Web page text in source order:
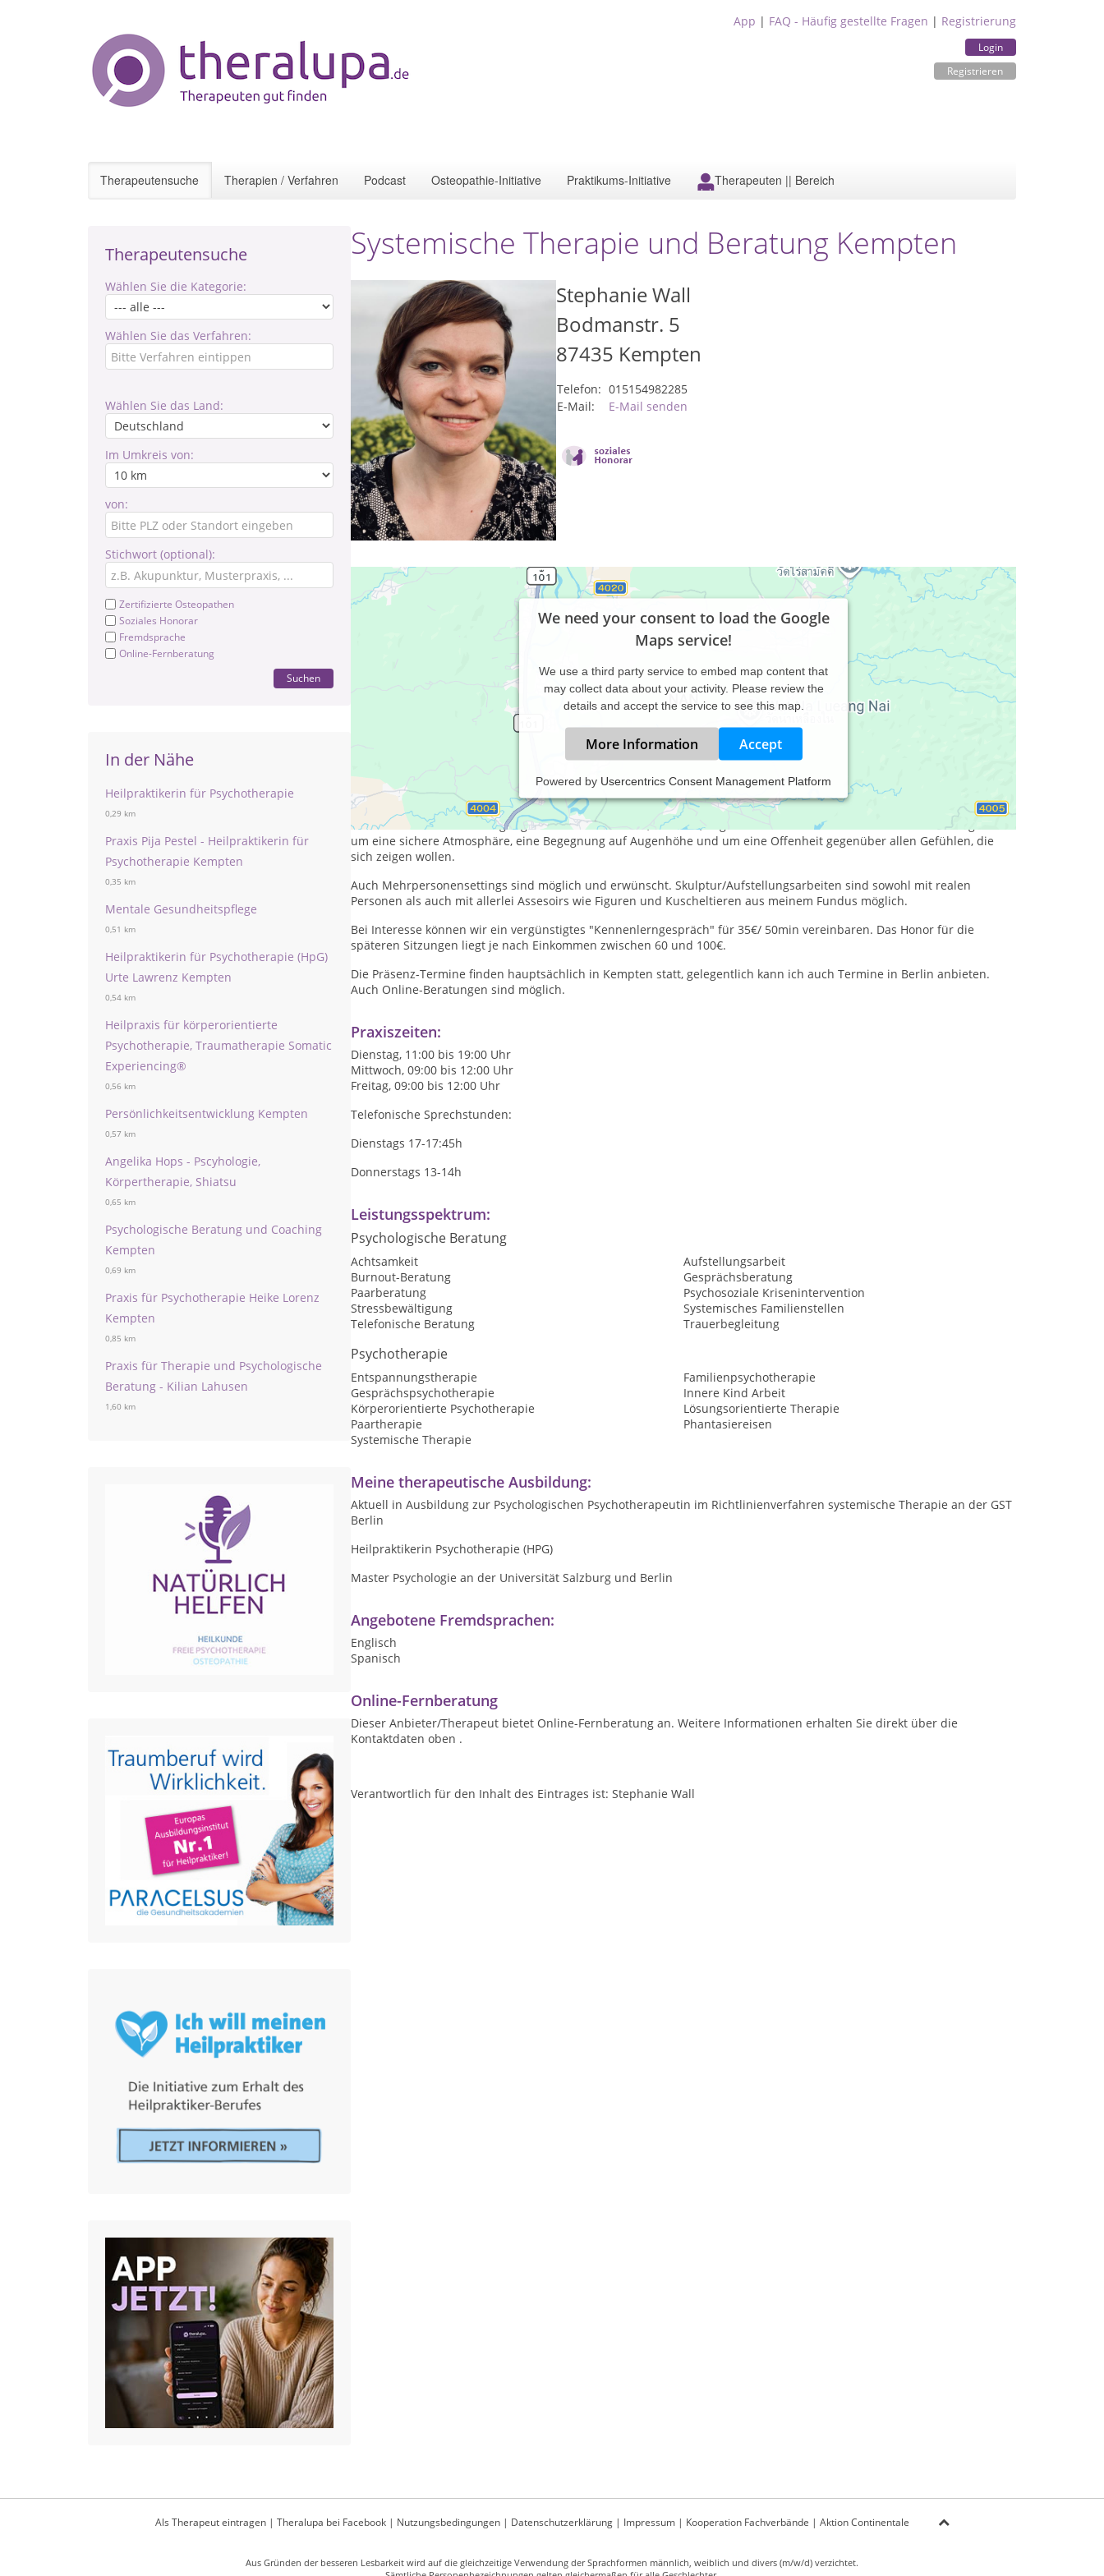
App | FAQ - Häufig gestellte Fragen | Registrierung
Login
Registrieren
Therapeutensuche Therapien / Verfahren Podcast Osteopathie-Initiative Praktikums-Initiative Therapeuten || Bereich
Therapeutensuche
Wählen Sie die Kategorie:
Wählen Sie das Verfahren:
Wählen Sie das Land:
Im Umkreis von:
von:
Stichwort (optional):
Zertifizierte Osteopathen
Soziales Honorar
Fremdsprache
Online-Fernberatung
Suchen
In der Nähe
Heilpraktikerin für Psychotherapie
0,29 km
Praxis Pija Pestel - Heilpraktikerin für
Psychotherapie Kempten
0,35 km
Mentale Gesundheitspflege
0,51 km
Heilpraktikerin für Psychotherapie (HpG)
Urte Lawrenz Kempten
0,54 km
Heilpraxis für körperorientierte
Psychotherapie, Traumatherapie Somatic
Experiencing®
0,56 km
Persönlichkeitsentwicklung Kempten
0,57 km
Angelika Hops - Pscyhologie,
Körpertherapie, Shiatsu
0,65 km
Psychologische Beratung und Coaching
Kempten
0,69 km
Praxis für Psychotherapie Heike Lorenz
Kempten
0,85 km
Praxis für Therapie und Psychologische
Beratung - Kilian Lahusen
1,60 km
Systemische Therapie und Beratung Kempten
Stephanie Wall
Bodmanstr. 5
87435 Kempten
Telefon: 015154982285
E-Mail:
E-Mail senden
We need your consent to load the Google
Maps service!
We use a third party service to embed map content that
may collect data about your activity. Please review the
details and accept the service to see this map.
More Information Accept
Powered by Usercentrics Consent Management Platform
Ich arbeite entsprechend einer systemischen Haltung mit einem Fokus auf Ressourcen und Lösungen und beziehe
hierbei kreative Mittel und den Körper in meine Arbeit ein. Gleichzeitig glaube ich an die heilsame Kraft der inneren
Kind- Arbeit mit der Versorgung von z.B. verletzlichen, hilflosen, ängstlichen Anteilen. Hierbei bemühe ich mich generell
um eine sichere Atmosphäre, eine Begegnung auf Augenhöhe und um eine Offenheit gegenüber allen Gefühlen, die
sich zeigen wollen.
Auch Mehrpersonensettings sind möglich und erwünscht. Skulptur/Aufstellungsarbeiten sind sowohl mit realen
Personen als auch mit allerlei Assesoirs wie Figuren und Kuscheltieren aus meinem Fundus möglich.
Bei Interesse können wir ein vergünstigtes "Kennenlerngespräch" für 35€/ 50min vereinbaren. Das Honor für die
späteren Sitzungen liegt je nach Einkommen zwischen 60 und 100€.
Die Präsenz-Termine finden hauptsächlich in Kempten statt, gelegentlich kann ich auch Termine in Berlin anbieten.
Auch Online-Beratungen sind möglich.
Praxiszeiten:
Dienstag, 11:00 bis 19:00 Uhr
Mittwoch, 09:00 bis 12:00 Uhr
Freitag, 09:00 bis 12:00 Uhr
Telefonische Sprechstunden:
Dienstags 17-17:45h
Donnerstags 13-14h
Leistungsspektrum:
Psychologische Beratung
Achtsamkeit
Aufstellungsarbeit
Burnout-Beratung
Gesprächsberatung
Paarberatung
Psychosoziale Krisenintervention
Stressbewältigung
Systemisches Familienstellen
Telefonische Beratung
Trauerbegleitung
Psychotherapie
Entspannungstherapie
Familienpsychotherapie
Gesprächspsychotherapie
Innere Kind Arbeit
Körperorientierte Psychotherapie
Lösungsorientierte Therapie
Paartherapie
Phantasiereisen
Systemische Therapie
Meine therapeutische Ausbildung:
Aktuell in Ausbildung zur Psychologischen Psychotherapeutin im Richtlinienverfahren systemische Therapie an der GST
Berlin
Heilpraktikerin Psychotherapie (HPG)
Master Psychologie an der Universität Salzburg und Berlin
Angebotene Fremdsprachen:
Englisch
Spanisch
Online-Fernberatung
Dieser Anbieter/Therapeut bietet Online-Fernberatung an. Weitere Informationen erhalten Sie direkt über die
Kontaktdaten oben .
Verantwortlich für den Inhalt des Eintrages ist: Stephanie Wall
Als Therapeut eintragen| Theralupa bei Facebook| Nutzungsbedingungen| Datenschutzerklärung| Impressum| Kooperation Fachverbände | Aktion Continentale
Aus Gründen der besseren Lesbarkeit wird auf die gleichzeitige Verwendung der Sprachformen männlich, weiblich und divers (m/w/d) verzichtet.